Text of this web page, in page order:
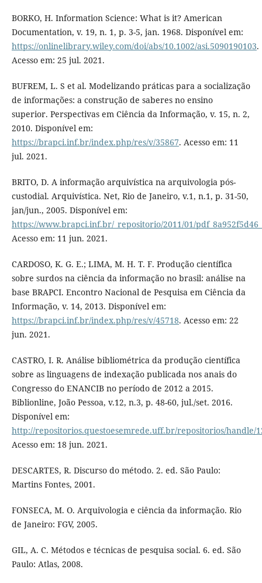
BORKO, H. Information Science: What is it? American
Documentation, v. 19, n. 1, p. 3-5, jan. 1968. Disponível em:
https://onlinelibrary.wiley.com/doi/abs/10.1002/asi.5090190103.
Acesso em: 25 jul. 2021.
BUFREM, L. S et al. Modelizando práticas para a socialização
de informações: a construção de saberes no ensino
superior. Perspectivas em Ciência da Informação, v. 15, n. 2,
2010. Disponível em:
https://brapci.inf.br/index.php/res/v/35867. Acesso em: 11
jul. 2021.
BRITO, D. A informação arquivística na arquivologia pós-
custodial. Arquivística. Net, Rio de Janeiro, v.1, n.1, p. 31-50,
jan/jun., 2005. Disponível em:
https://www.brapci.inf.br/_repositorio/2011/01/
Acesso em: 11 jun. 2021.
CARDOSO, K. G. E.; LIMA, M. H. T. F. Produção científica
sobre surdos na ciência da informação no brasil: análise na
base BRAPCI. Encontro Nacional de Pesquisa em Ciência da
Informação, v. 14, 2013. Disponível em:
https://brapci.inf.br/index.php/res/v/45718. Acesso em: 22
jun. 2021.
CASTRO, I. R. Análise bibliométrica da produção científica
sobre as linguagens de indexação publicada nos anais do
Congresso do ENANCIB no período de 2012 a 2015.
Biblionline, João Pessoa, v.12, n.3, p. 48-60, jul./set. 2016.
Disponível em:
http://repositorios.questoesemrede.uff.br/repositorios/handle/
Acesso em: 18 jun. 2021.
DESCARTES, R. Discurso do método. 2. ed. São Paulo:
Martins Fontes, 2001.
FONSECA, M. O. Arquivologia e ciência da informação. Rio
de Janeiro: FGV, 2005.
GIL, A. C. Métodos e técnicas de pesquisa social. 6. ed. São
Paulo: Atlas, 2008.